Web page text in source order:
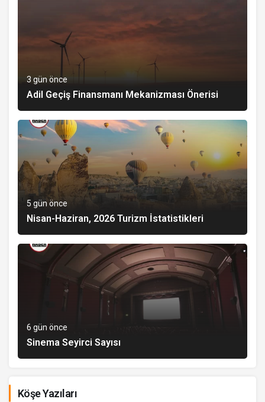
3 gün önce
Adil Geçiş Finansmanı Mekanizması Önerisi
5 gün önce
Nisan-Haziran, 2026 Turizm İstatistikleri
6 gün önce
Sinema Seyirci Sayısı
Köşe Yazıları